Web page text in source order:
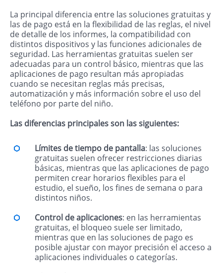
La principal diferencia entre las soluciones gratuitas y
las de pago está en la flexibilidad de las reglas, el nivel
de detalle de los informes, la compatibilidad con
distintos dispositivos y las funciones adicionales de
seguridad. Las herramientas gratuitas suelen ser
adecuadas para un control básico, mientras que las
aplicaciones de pago resultan más apropiadas
cuando se necesitan reglas más precisas,
automatización y más información sobre el uso del
teléfono por parte del niño.
Las diferencias principales son las siguientes:
Límites de tiempo de pantalla: las soluciones
gratuitas suelen ofrecer restricciones diarias
básicas, mientras que las aplicaciones de pago
permiten crear horarios flexibles para el
estudio, el sueño, los fines de semana o para
distintos niños.
Control de aplicaciones: en las herramientas
gratuitas, el bloqueo suele ser limitado,
mientras que en las soluciones de pago es
posible ajustar con mayor precisión el acceso a
aplicaciones individuales o categorías.